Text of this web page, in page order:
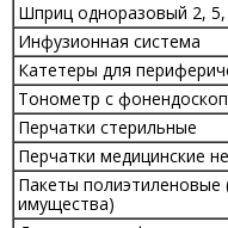
Шприц одноразовый 2,
Инфузионная система
Катетеры для
Тонометр с
Перчатки стерильные
Перчатки медицинские
Пакеты полиэтиленовые
имущества)